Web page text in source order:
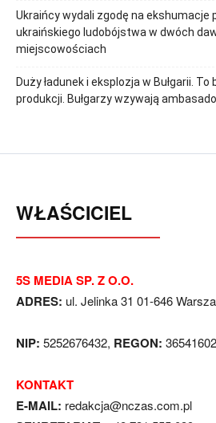
Ukraińcy wydali zgodę na ekshumacje
ukraińskiego ludobójstwa w dwóch
miejscowościach
Duży ładunek i eksplozja w Bułgarii. To
produkcji. Bułgarzy wzywają
WŁAŚCICIEL
5S MEDIA SP. Z O.O.
ADRES: ul. Jelinka 31 01-646
NIP: 5252676432, REGON:
KONTAKT
E-MAIL: redakcja@nczas.com.pl